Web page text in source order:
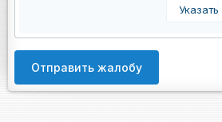
Отправить жалобу